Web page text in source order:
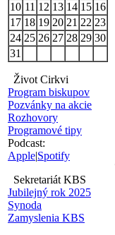
10 11 12 13 14 15 16
17 18 19 20 21 22 23
24 25 26 27 28 29 30
31
Život Cirkvi
Program biskupov
Pozvánky na akcie
Rozhovory
Programové tipy
Podcast:
Apple|Spotify
Sekretariát KBS
Jubilejný rok 2025
Synoda
Zamyslenia KBS